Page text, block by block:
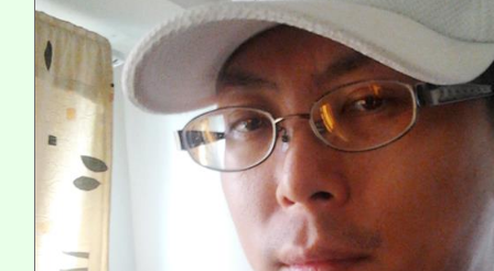
系所師生報名參加。